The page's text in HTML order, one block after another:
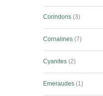
Corindons 3
Cornalines 7
Cyanites 2
Emeraudes 1